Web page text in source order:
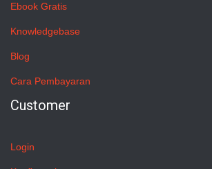
Ebook Gratis
Knowledgebase
Blog
Cara Pembayaran
Customer
Login